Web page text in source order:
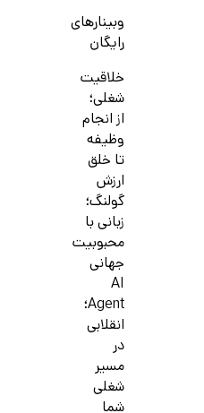
وبینارهای
رایگان
خلاقیت
شغلی؛
از انجام
وظیفه
تا خلق
ارزش
گولنگ؛
زبانی با
محبوبیت
جهانی
AI
Agent؛
انقلابی
در
مسیر
شغلی